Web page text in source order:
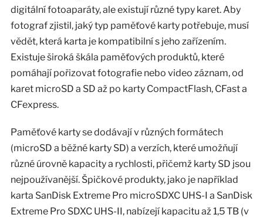
digitální fotoaparáty, ale existují různé typy karet. Aby
fotograf zjistil, jaký typ paměťové karty potřebuje, musí
vědět, která karta je kompatibilní s jeho zařízením.
Existuje široká škála paměťových produktů, které
pomáhají pořizovat fotografie nebo video záznam, od
karet microSD a SD až po karty CompactFlash, CFast a
CFexpress.
Paměťové karty se dodávají v různých formátech
(microSD a běžné karty SD) a verzích, které umožňují
různé úrovně kapacity a rychlosti, přičemž karty SD jsou
nejpoužívanější. Špičkové produkty, jako je například
karta SanDisk Extreme Pro microSDXC UHS-I a SanDisk
Extreme Pro SDXC UHS-II, nabízejí kapacitu až 1,5 TB (v